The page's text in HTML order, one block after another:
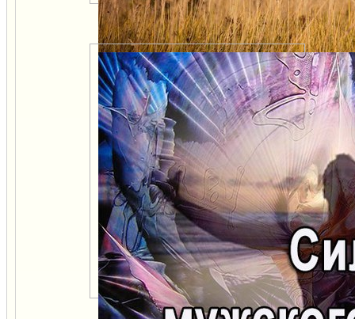
Женщины идите за Духом
Ваших мужчин